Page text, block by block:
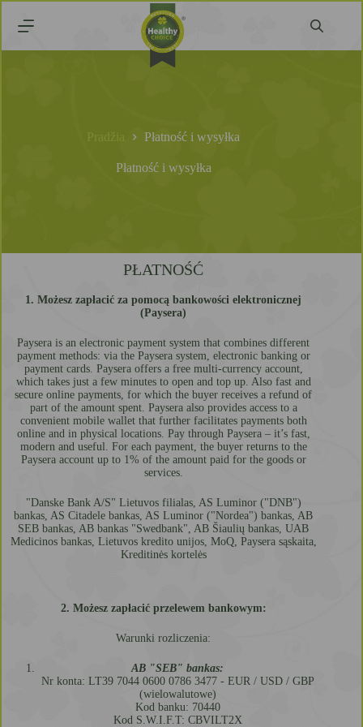
Płatność i wysyłka
Płatność i wysyłka
PŁATNOŚĆ
1. Możesz zapłacić za pomocą bankowości elektronicznej
(Paysera)
Paysera is an electronic payment system that combines different
payment methods: via the Paysera system, electronic banking or
payment cards. Paysera offers a free multi-currency account,
which takes just a few minutes to open and top up. Also fast and
secure online payments, for which the buyer receives a refund of
part of the amount spent. Paysera also provides access to a
convenient mobile wallet that further facilitates payments both
online and in physical locations. Pay through Paysera – it’s fast,
modern and useful. For each payment, the buyer returns to the
Paysera account up to 1% of the amount paid for the goods or
services.
"Danske Bank A/S" Lietuvos filialas, AS Luminor ("DNB")
bankas, AS Citadele bankas, AS Luminor ("Nordea") bankas, AB
SEB bankas, AB bankas "Swedbank", AB Šiaulių bankas, UAB
Medicinos bankas, Lietuvos kredito unijos, MoQ, Paysera sąskaita,
Kreditinės kortelės
2. Możesz zapłacić przelewem bankowym:
Warunki rozliczenia:
AB "SEB" bankas:
Nr konta: LT39 7044 0600 0786 3477 - EUR / USD / GBP
(wielowalutowe)
Kod banku: 70440
Kod S.W.I.F.T: CBVILT2X